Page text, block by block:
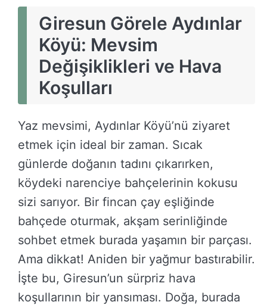
Giresun Görele Aydınlar
Köyü: Mevsim
Değişiklikleri ve Hava
Koşulları
Yaz mevsimi, Aydınlar Köyü’nü ziyaret
etmek için ideal bir zaman. Sıcak
günlerde doğanın tadını çıkarırken,
köydeki narenciye bahçelerinin kokusu
sizi sarıyor. Bir fincan çay eşliğinde
bahçede oturmak, akşam serinliğinde
sohbet etmek burada yaşamın bir parçası.
Ama dikkat! Aniden bir yağmur bastırabilir.
İşte bu, Giresun’un sürpriz hava
koşullarının bir yansıması. Doğa, burada